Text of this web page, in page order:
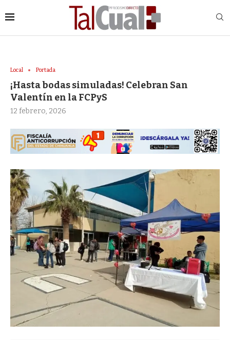
Local Portada
¡Hasta bodas simuladas! Celebran San
Valentín en la FCPyS
12 febrero, 2026